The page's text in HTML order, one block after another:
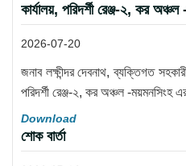
কার্যালয়, পরিদর্শী রেঞ্জ-২, কর
2026-07-20
জনাব লক্ষীন্দর দেবনাথ, ব্যক্তিগত
পরিদর্শী রেঞ্জ-২, কর অঞ্চল -ময়মনসিংহ
Download
শোক বার্তা